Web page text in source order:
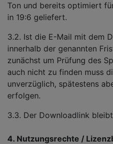
Ton und bereits optimiert
in 19:6 geliefert.
3.2. Ist die E-Mail mit dem
innerhalb der genannten
zunächst um Prüfung des
auch nicht zu finden muss
unverzüglich, spätestens
erfolgen.
3.3. Der Downloadlink
4. Nutzungsrechte /